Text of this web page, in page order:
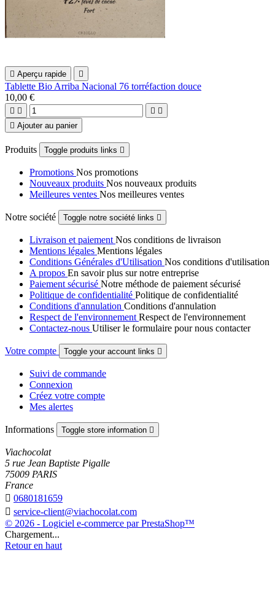
 Aperçu rapide 
Tablette Bio Arriba Nacional 76 torréfaction douce
10,00 €
   
 Ajouter au panier
Produits Toggle produits links 
Promotions Nos promotions
Nouveaux produits Nos nouveaux produits
Meilleures ventes Nos meilleures ventes
Notre société Toggle notre société links 
Livraison et paiement Nos conditions de livraison
Mentions légales Mentions légales
Conditions Générales d'Utilisation Nos conditions d'utilisation
A propos En savoir plus sur notre entreprise
Paiement sécurisé Notre méthode de paiement sécurisé
Politique de confidentialité Politique de confidentialité
Conditions d'annulation Conditions d'annulation
Respect de l'environnement Respect de l'environnement
Contactez-nous Utiliser le formulaire pour nous contacter
Votre compte Toggle your account links 
Suivi de commande
Connexion
Créez votre compte
Mes alertes
Informations Toggle store information 
Viachocolat
5 rue Jean Baptiste Pigalle
75009 PARIS
France
 0680181659
 service-client@viachocolat.com
© 2026 - Logiciel e-commerce par PrestaShop™
Chargement...
Retour en haut